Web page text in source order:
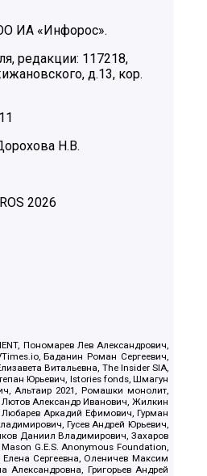
ИА «Инфорос».
редакции: 117218,
д.13, кор.
Н.В.
2026
Пономарев Лев Александрович,
Баданин Роман Сергеевич,
Витальевна, The Insider SIA,
Юрьевич, Istories fonds, Шмагун
Альтаир 2021, Ромашки монолит,
Александр Иванович, Жилкин
Аркадий Ефимович, Гурман
Гусев Андрей Юрьевич,
Даниил Владимирович, Захаров
G.E.S. Anonymous Foundation,
Сергеевна, Оленичев Максим
Александровна, Григорьев Андрей